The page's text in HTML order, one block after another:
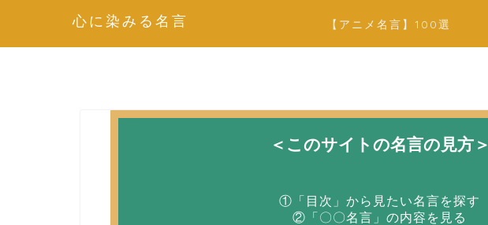
心に染みる名言 【アニメ名言】100選
＜このサイトの名言の見方＞
①「目次」から見たい名言を探す
②「〇〇名言」の内容を見る